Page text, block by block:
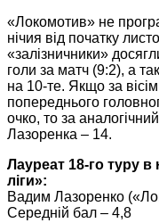
«Локомотив» не
нічия від початку
«залізничники»
голи за матч (9:2), а
на 10-те. Якщо за
попереднього
очко, то за
Лазоренка – 14.
Лауреат 18-го туру в
ліги»:
Вадим Лазоренко
Середній бал – 4,8